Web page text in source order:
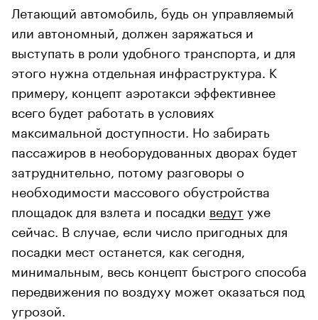
Летающий автомобиль, будь он управляемый
или автономный, должен заряжаться и
выступать в роли удобного транспорта, и для
этого нужна отдельная инфраструктура. К
примеру, концепт аэротакси эффективнее
всего будет работать в условиях
максимальной доступности. Но забирать
пассажиров в необорудованных дворах будет
затруднительно, потому разговоры о
необходимости массового обустройства
площадок для взлета и посадки ведутуже
сейчас. В случае, если число пригодных для
посадки мест останется, как сегодня,
минимальным, весь концепт быстрого способа
передвижения по воздуху может оказаться под
угрозой.